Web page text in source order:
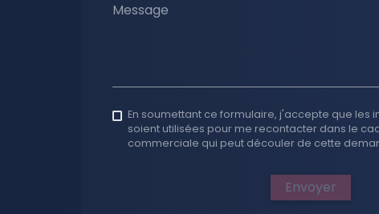
Message
En soumettant ce formulaire, j'accepte que les
soient utilisées pour me recontacter dans le
commerciale qui peut découler de cette
Envoyer